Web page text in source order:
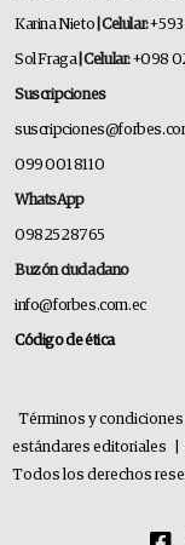
Karina Nieto | Celular:
Sol Fraga| Celular:+098
Suscripciones
099 001 8110
WhatsApp
0982528765
Buzón ciudadano
info@forbes.com.ec
Código de ética
Términos y condiciones
estándares editoriales
Todos los derechos